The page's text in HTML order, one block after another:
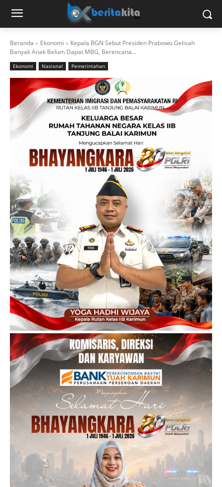
Beranda Ekonomi
Kepala BGN Sebut Presiden Prabowo Gelisah
Banyak Anak Belum Dapat MBG, Berencana...
Ekonomi Nasional Pemerintahan